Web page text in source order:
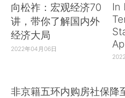
向松祚：宏观经济70
讲，带你了解国内外
经济大局
2022年04月06日
In
非京籍五环内购房社保降